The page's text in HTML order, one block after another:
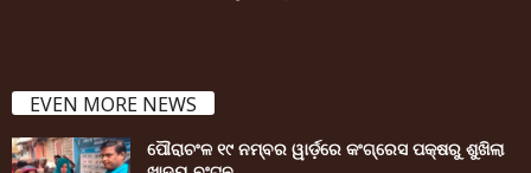
EVEN MORE NEWS
ପୌରାଚଂଳ ୧୯ ନମ୍ବର ୱାର୍ଡ଼ରେ କଂଗ୍ରେସ ପକ୍ଷରୁ ଶୁଖିଲା